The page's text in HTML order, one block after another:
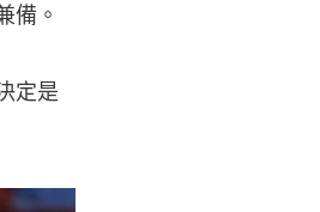
備。
定是